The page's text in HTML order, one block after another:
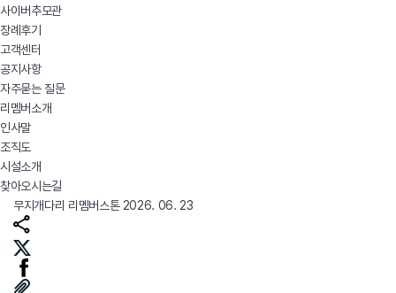
사이버추모관
장례후기
고객센터
공지사항
자주묻는 질문
리멤버소개
인사말
조직도
시설소개
찾아오시는길
무지개다리 리멤버스톤 2026. 06. 23